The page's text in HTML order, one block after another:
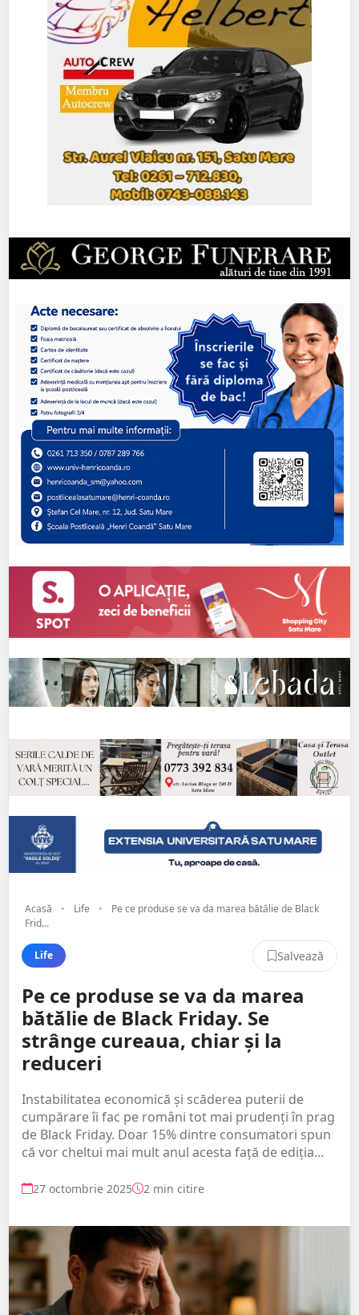
Acasă • Life •
Pe ce produse se va da marea bătălie de Black
Frid...
Life Salvează
Pe ce produse se va da marea
bătălie de Black Friday. Se
strânge cureaua, chiar și la
reduceri
Instabilitatea economică şi scăderea puterii de
cumpărare îi fac pe români tot mai prudenţi în prag
de Black Friday. Doar 15% dintre consumatori spun
că vor cheltui mai mult anul acesta faţă de ediţia...
27 octombrie 2025 2 min citire